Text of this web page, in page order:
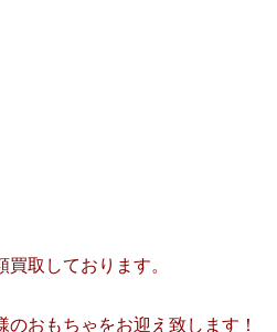
取しております。
おもちゃをお迎え致します！